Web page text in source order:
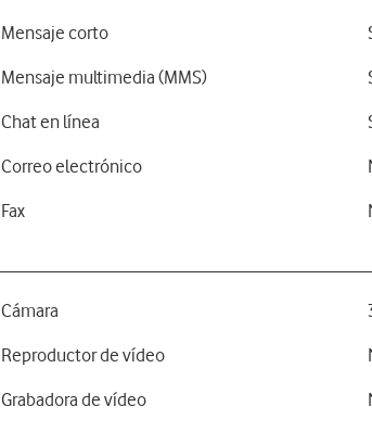
Mensaje corto
Mensaje multimedia (MMS)
Chat en línea
Correo electrónico
Fax
Cámara
Reproductor de vídeo
Grabadora de vídeo